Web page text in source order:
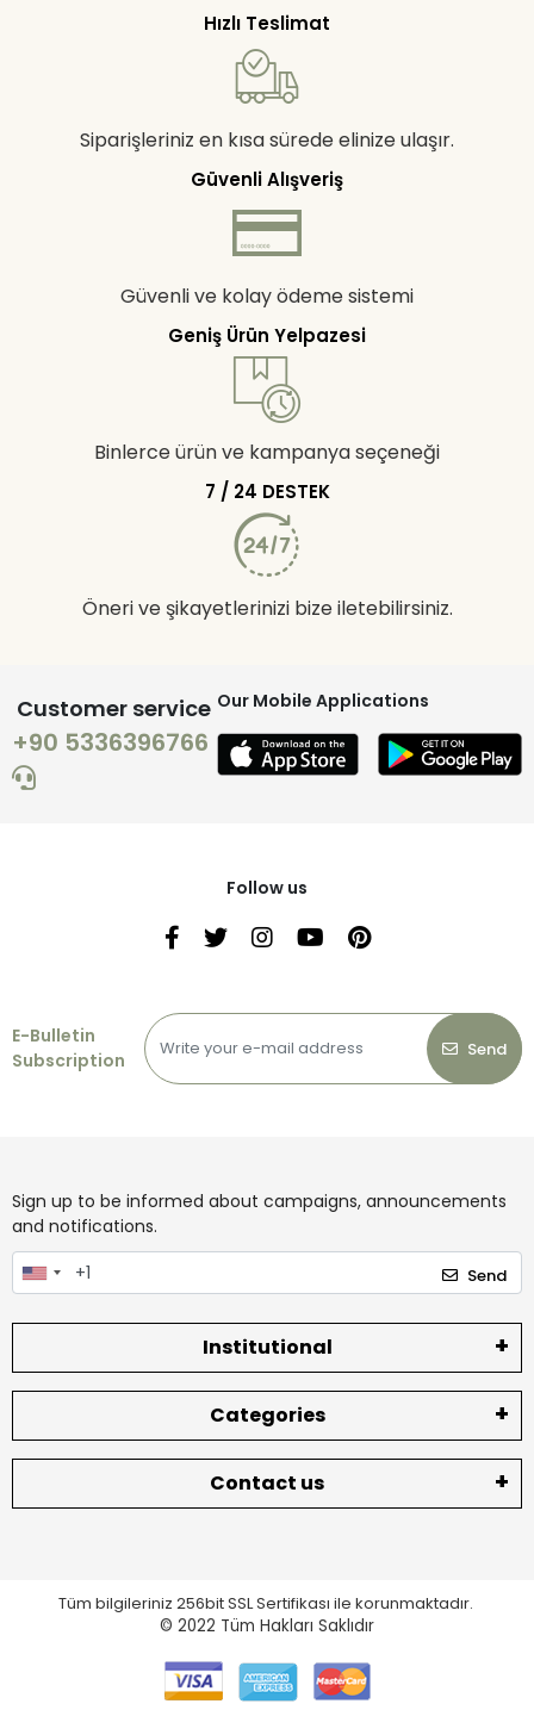
Hızlı Teslimat
Siparişleriniz en kısa sürede elinize ulaşır.
Güvenli Alışveriş
Güvenli ve kolay ödeme sistemi
Geniş Ürün Yelpazesi
Binlerce ürün ve kampanya seçeneği
7 / 24 DESTEK
Öneri ve şikayetlerinizi bize iletebilirsiniz.
Customer service
+90 5336396766
Our Mobile Applications
Follow us
E-Bulletin
Subscription
Send
Sign up to be informed about campaigns, announcements
and notifications.
Send
Institutional
Categories
Contact us
Tüm bilgileriniz 256bit SSL Sertifikası ile korunmaktadır.
© 2022 Tüm Hakları Saklıdır